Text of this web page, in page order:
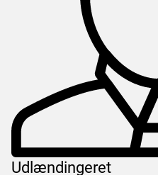
Udlændingeret